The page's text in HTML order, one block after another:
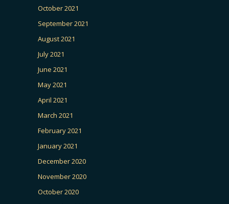
October 2021
September 2021
August 2021
July 2021
June 2021
May 2021
April 2021
March 2021
February 2021
January 2021
December 2020
November 2020
October 2020